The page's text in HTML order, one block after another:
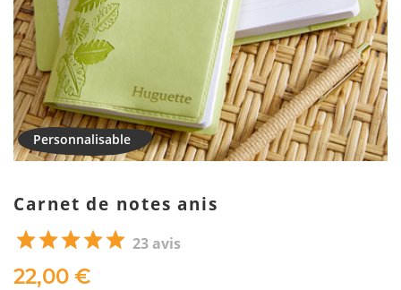
Carnet de notes anis
23 avis
22,00 €